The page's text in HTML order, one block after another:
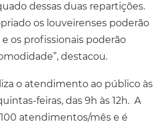
dessas duas repartições.
os louveirenses poderão
os profissionais poderão
destacou.
o atendimento ao público às
feiras, das 9h às 12h. A
atendimentos/mês e é